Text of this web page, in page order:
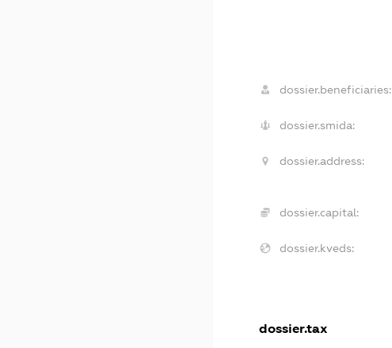
dossier.beneficiaries:
dossier.smida:
dossier.address:
dossier.capital:
dossier.kveds:
dossier.tax